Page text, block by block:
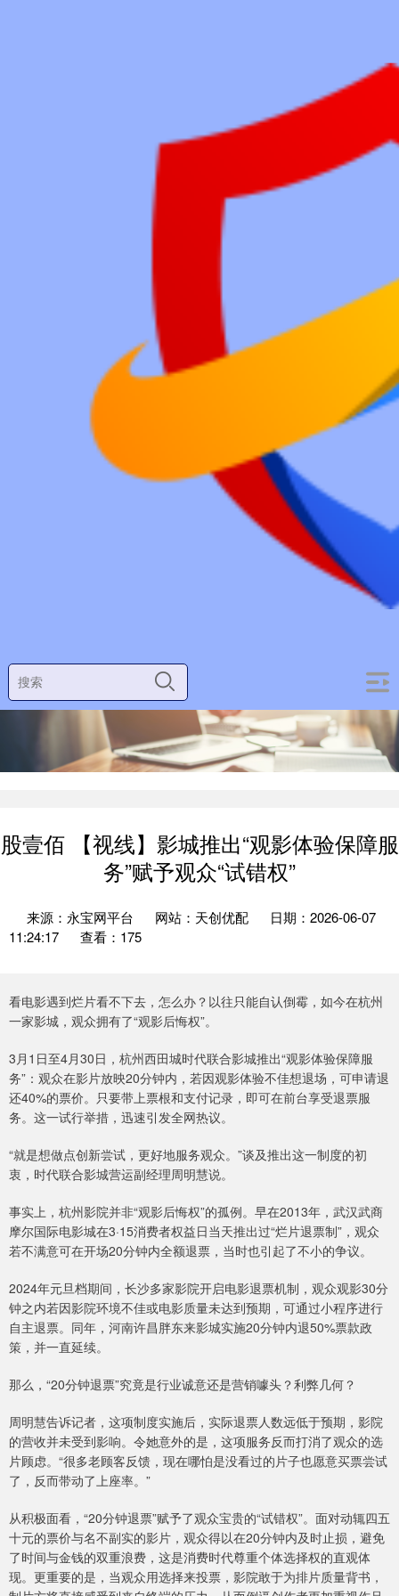
股壹佰 【视线】影城推出“观影体验保障服
务”赋予观众“试错权”
来源：永宝网平台 网站：天创优配
日期：2026-06-07
11:24:17
查看：175
看电影遇到烂片看不下去，怎么办？以往只能自认倒霉，如今在杭州
一家影城，观众拥有了“观影后悔权”。
3月1日至4月30日，杭州西田城时代联合影城推出“观影体验保障服
务”：观众在影片放映20分钟内，若因观影体验不佳想退场，可申请退
还40%的票价。只要带上票根和支付记录，即可在前台享受退票服
务。这一试行举措，迅速引发全网热议。
“就是想做点创新尝试，更好地服务观众。”谈及推出这一制度的初
衷，时代联合影城营运副经理周明慧说。
事实上，杭州影院并非“观影后悔权”的孤例。早在2013年，武汉武商
摩尔国际电影城在3·15消费者权益日当天推出过“烂片退票制”，观众
若不满意可在开场20分钟内全额退票，当时也引起了不小的争议。
2024年元旦档期间，长沙多家影院开启电影退票机制，观众观影30分
钟之内若因影院环境不佳或电影质量未达到预期，可通过小程序进行
自主退票。同年，河南许昌胖东来影城实施20分钟内退50%票款政
策，并一直延续。
那么，“20分钟退票”究竟是行业诚意还是营销噱头？利弊几何？
周明慧告诉记者，这项制度实施后，实际退票人数远低于预期，影院
的营收并未受到影响。令她意外的是，这项服务反而打消了观众的选
片顾虑。“很多老顾客反馈，现在哪怕是没看过的片子也愿意买票尝试
了，反而带动了上座率。”
从积极面看，“20分钟退票”赋予了观众宝贵的“试错权”。面对动辄四五
十元的票价与名不副实的影片，观众得以在20分钟内及时止损，避免
了时间与金钱的双重浪费，这是消费时代尊重个体选择权的直观体
现。更重要的是，当观众用选择来投票，影院敢于为排片质量背书，